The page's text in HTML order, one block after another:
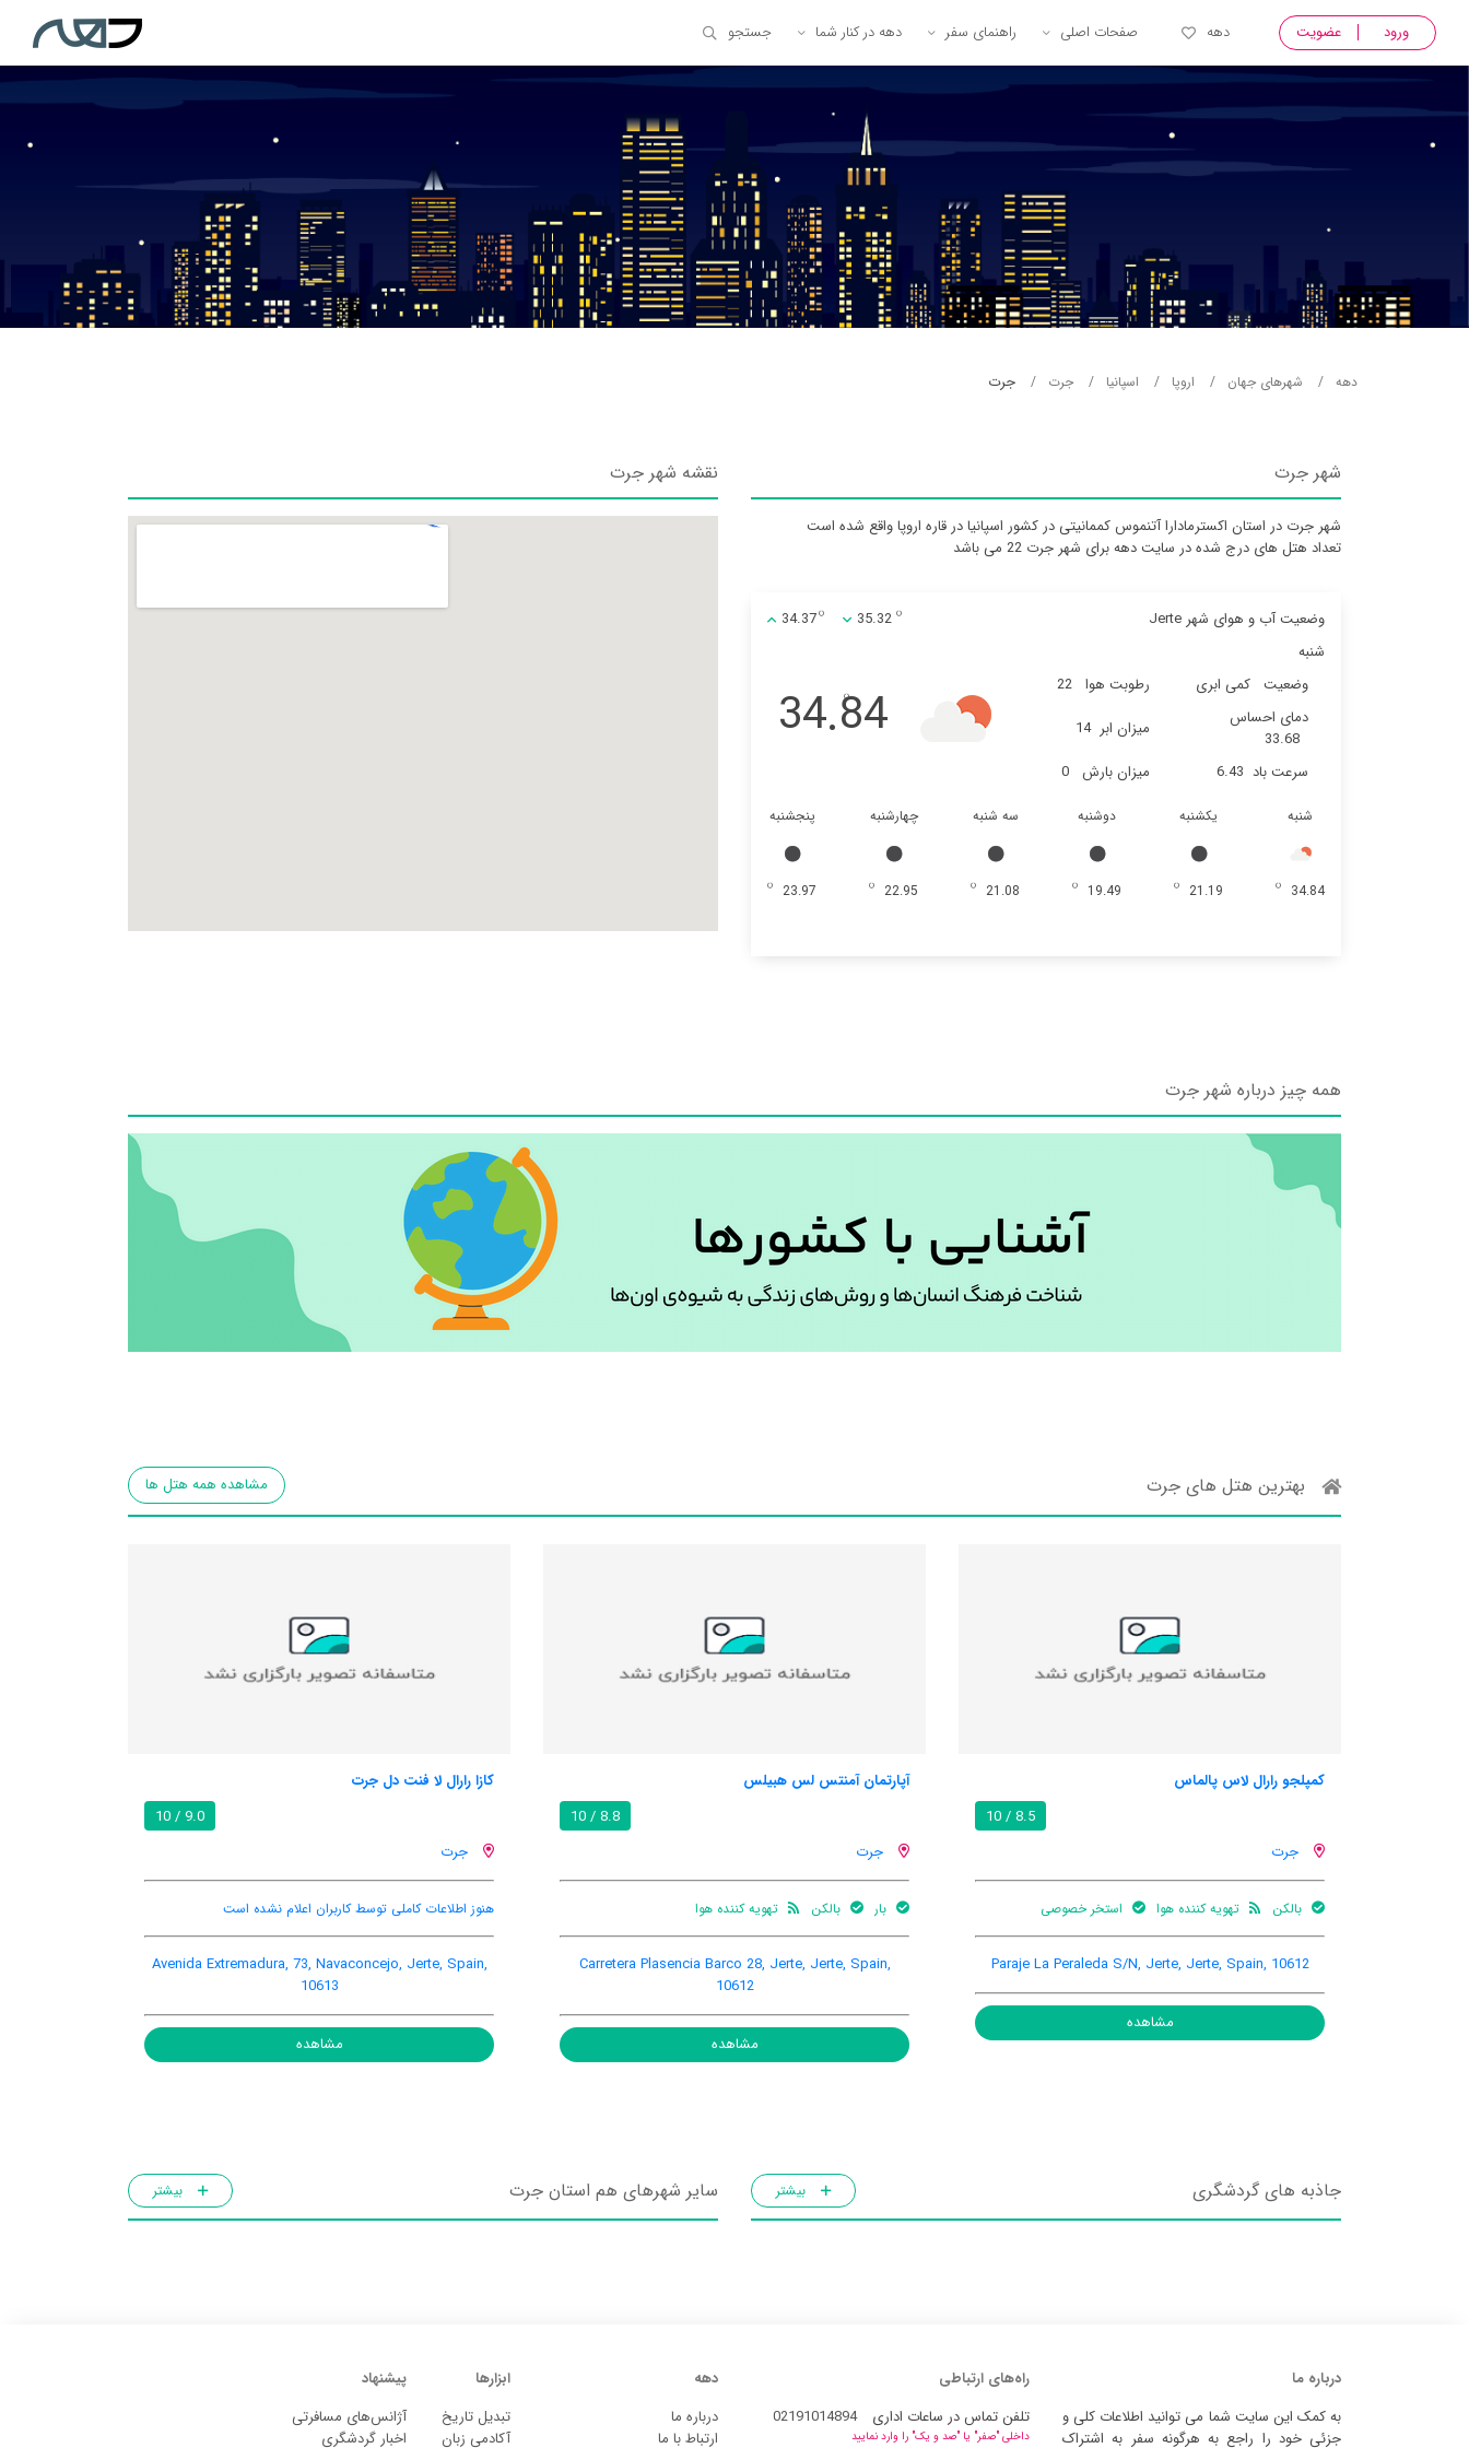
ورود عضویت دهه صفحات اصلی راهنمای سفر دهه در کنار شما جستجو
دهه شهرهای جهان اروپا اسپانیا جرت جرت
شهر جرت
شهر جرت در استان اکسترمادارا آتنموس کممانیتی در کشور اسپانیا در قاره اروپا واقع شده است
تعداد هتل های درج شده در سایت دهه برای شهر جرت 22 می باشد
وضعیت آب و هوای شهر Jerte 34.37
35.32
شنبه
وضعیت
کمی ابری رطوبت هوا 22
دمای احساس
33.68
میزان ابر 14
سرعت باد 6.43 میزان بارش 0
34.84
شنبه
34.84
یکشنبه
21.19
دوشنبه
19.49
سه شنبه
21.08
چهارشنبه
22.95
پنجشنبه
23.97
نقشه شهر جرت
همه چیز درباره شهر جرت
بهترین هتل های جرت مشاهده همه هتل ها
کمپلجو رارال لاس پالماس
8.5 / 10
جرت
بالکن تهویه کننده هوا استخر خصوصی
Paraje La Peraleda S/N, Jerte, Jerte, Spain, 10612
مشاهده
آپارتمان آمنتس لس هبیلس
8.8 / 10
جرت
بار بالکن تهویه کننده هوا
Carretera Plasencia Barco 28, Jerte, Jerte, Spain,
10612
مشاهده
کازا رارال لا فنت دل جرت
9.0 / 10
جرت
هنوز اطلاعات کاملی توسط کاربران اعلام نشده است
Avenida Extremadura, 73, Navaconcejo, Jerte, Spain,
10613
مشاهده
جاذبه های گردشگری بیشتر سایر شهرهای هم استان جرت بیشتر
درباره ما
به کمک این سایت شما می توانید اطلاعات کلی و
جزئی خود را راجع به هرگونه سفر به اشتراک
راه‌های ارتباطی
تلفن تماس در ساعات اداری
02191014894
داخلی "صفر" یا "صد و یک" را وارد نمایید
دهه
درباره ما
ارتباط با ما
ابزارها
تبدیل تاریخ
آکادمی زبان
پیشنهاد
آژانس‌های مسافرتی
اخبار گردشگری